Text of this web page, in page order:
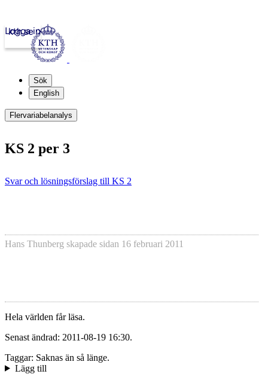
kth.se
Logga in
Sök
English
Flervariabelanalys
KS 2 per 3
Svar och lösningsförslag till KS 2
Hans Thunberg skapade sidan 16 februari 2011
Hela världen får läsa.
Senast ändrad: 2011-08-19 16:30.
Taggar: Saknas än så länge.
Lägg till